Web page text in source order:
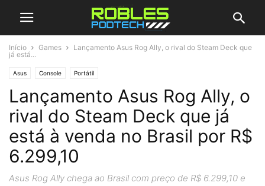
Início Games
Lançamento Asus Rog Ally, o rival do Steam Deck que
já está...
Asus Console Portátil
Lançamento Asus Rog Ally, o
rival do Steam Deck que já
está à venda no Brasil por R$
6.299,10
Asus Rog Ally chega ao Brasil com preço de R$ 6.299,10 e